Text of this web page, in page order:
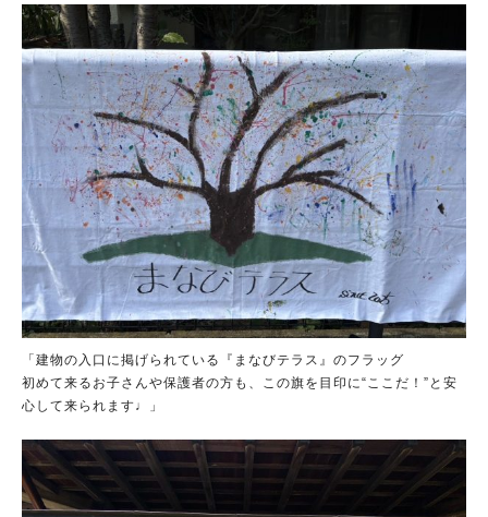
「建物の入口に掲げられている『まなびテラス』のフラッグ
初めて来るお子さんや保護者の方も、この旗を目印に“ここだ！”と安
心して来られます♩」